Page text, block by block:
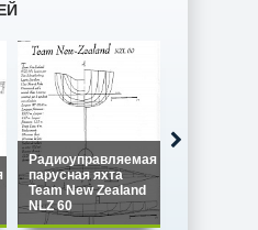
Радиоуправляемая
парусная яхта
Team New Zealand
NLZ 60